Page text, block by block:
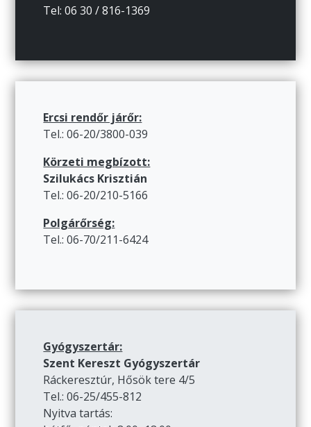
Tel: 06 30 / 816-1369
Ercsi rendőr járőr:
Tel.: 06-20/3800-039
Körzeti megbízott:
Szilukács Krisztián
Tel.: 06-20/210-5166
Polgárőrség:
Tel.: 06-70/211-6424
Gyógyszertár:
Szent Kereszt Gyógyszertár
Ráckeresztúr, Hősök tere 4/5
Tel.: 06-25/455-812
Nyitva tartás: